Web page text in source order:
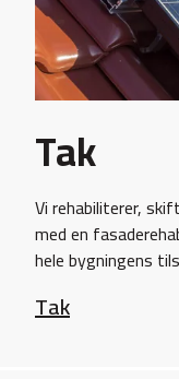
Tak
Vi rehabiliterer,
med en
hele bygningens
Tak